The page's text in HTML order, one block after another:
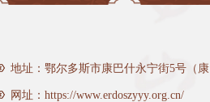
地址：鄂尔多斯市康巴什永宁街5号（
网址：https://www.erdoszyyy.org.cn/